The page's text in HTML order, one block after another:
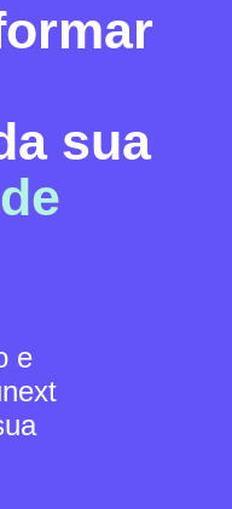
sua
e